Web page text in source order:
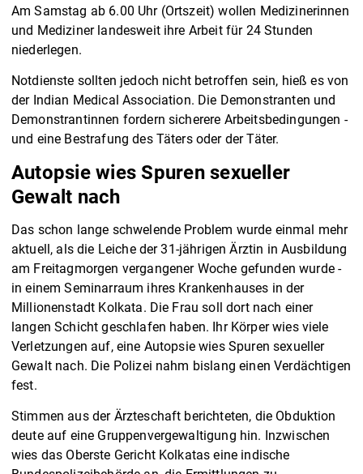
Am Samstag ab 6.00 Uhr (Ortszeit) wollen Medizinerinnen
und Mediziner landesweit ihre Arbeit für 24 Stunden
niederlegen.
Notdienste sollten jedoch nicht betroffen sein, hieß es von
der Indian Medical Association. Die Demonstranten und
Demonstrantinnen fordern sicherere Arbeitsbedingungen -
und eine Bestrafung des Täters oder der Täter.
Autopsie wies Spuren sexueller
Gewalt nach
Das schon lange schwelende Problem wurde einmal mehr
aktuell, als die Leiche der 31-jährigen Ärztin in Ausbildung
am Freitagmorgen vergangener Woche gefunden wurde -
in einem Seminarraum ihres Krankenhauses in der
Millionenstadt Kolkata. Die Frau soll dort nach einer
langen Schicht geschlafen haben. Ihr Körper wies viele
Verletzungen auf, eine Autopsie wies Spuren sexueller
Gewalt nach. Die Polizei nahm bislang einen Verdächtigen
fest.
Stimmen aus der Ärzteschaft berichteten, die Obduktion
deute auf eine Gruppenvergewaltigung hin. Inzwischen
wies das Oberste Gericht Kolkatas eine indische